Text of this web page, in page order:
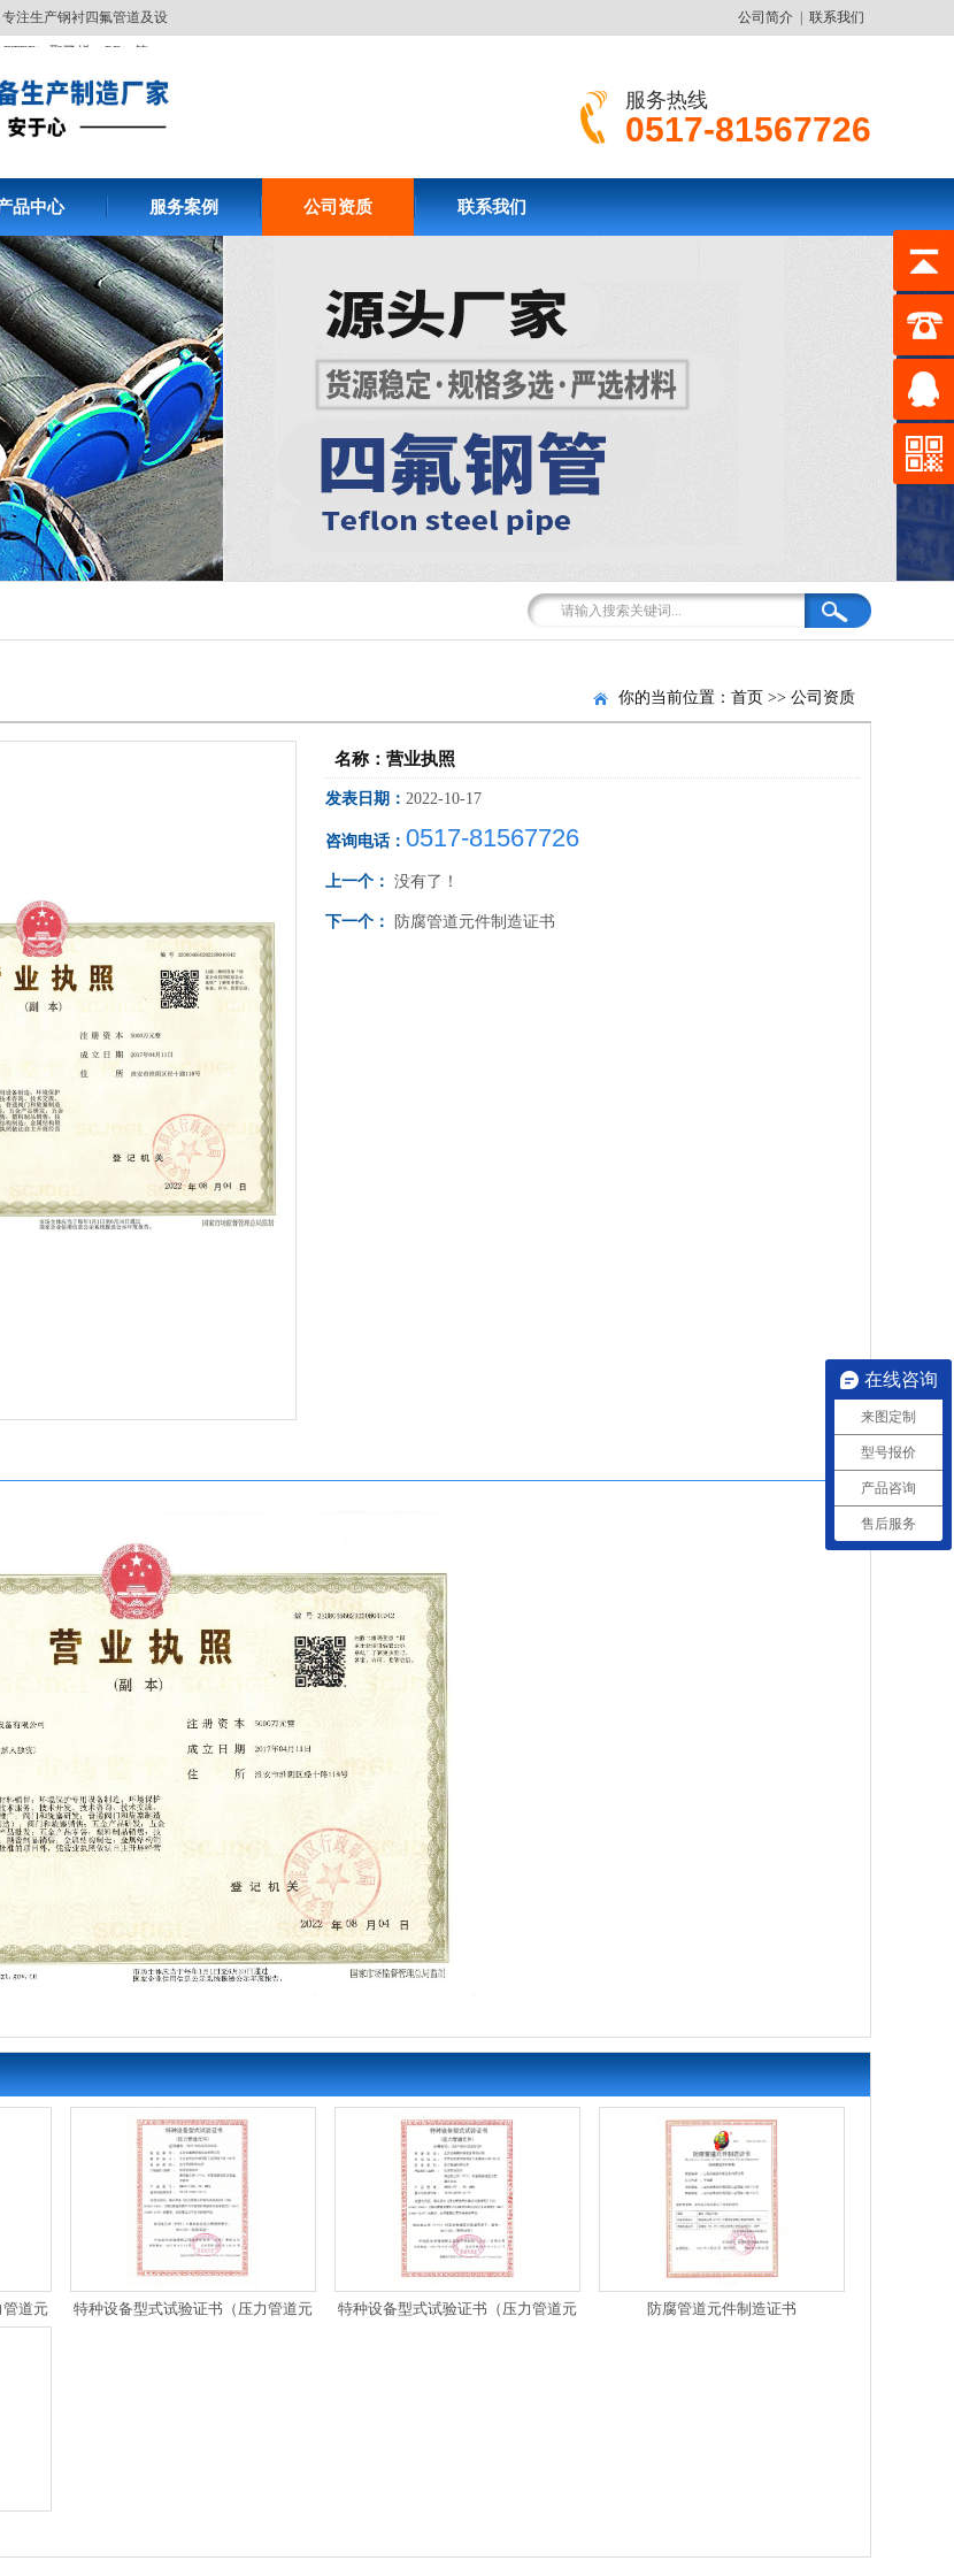
注生产钢衬四氟管道及设
）聚乙烯（PE）等
公司简介 联系我们
服务热线
0517-81567726
品中心 服务案例 公司资质 联系我们
你的当前位置： 首页 >> 公司资质
名称：营业执照
发表日期： 2022-10-17
咨询电话： 0517-81567726
上一个： 没有了！
下一个： 防腐管道元件制造证书
管道元
特种设备型式试验证书（压力管道元
特种设备型式试验证书（压力管道元
防腐管道元件制造证书
在线咨询
来图定制
型号报价
产品咨询
售后服务